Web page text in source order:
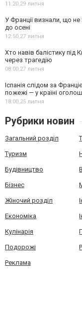
11:20,29 липня
У Франції визнали, що
до осені
12:50,27 липня
Хто навів балістику під
через трагедію
08:00,27 липня
Іспанія слідом за
пожежі — у країні
18:00,25 липня
Рубрики новин
Загальний розділ
Туризм
Будівництво
Бізнес
Жіночий розділ
Економіка
Кулінарія
Подорожі
Реклама